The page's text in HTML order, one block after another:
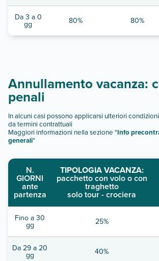
Da 3 a 0
gg 80% 80%
Annullamento vacanza:
penali
In alcuni casi possono applicarsi ulteriori
da termini contrattuali
Maggiori informazioni nella sezione "Info
generali"
N.
GIORNI
ante
partenza
TIPOLOGIA VACANZA:
pacchetto con volo o con
traghetto
solo tour - crociera
Fino a 30
gg 25%
Da 29 a 20
gg 40%